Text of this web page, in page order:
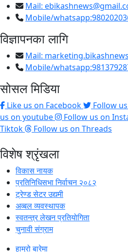
Mail:
Mobile/
विज्ञापनका लागि
Mail:
Mobile/
सोसल मिडिया
Like us on Facebook Follow
us on youtube
Follow us on
Tiktok
Follow us on Threads
विशेष श्रृंखला
विकास नायक
प्रतिनिधिसभा निर्वाचन २०८२
ट्रेण्ड सेटर उद्यमी
अव्बल व्यवस्थापक
स्वतन्त्र लेखन प्रतियोगिता
चुनावी संग्राम
हाम्रो बारेमा